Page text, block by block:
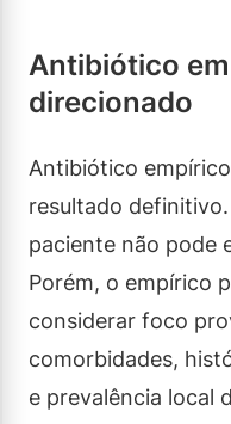
Antibiótico
direcionado
Antibiótico
resultado
paciente não pode
Porém, o empírico
considerar foco
comorbidades,
e prevalência local